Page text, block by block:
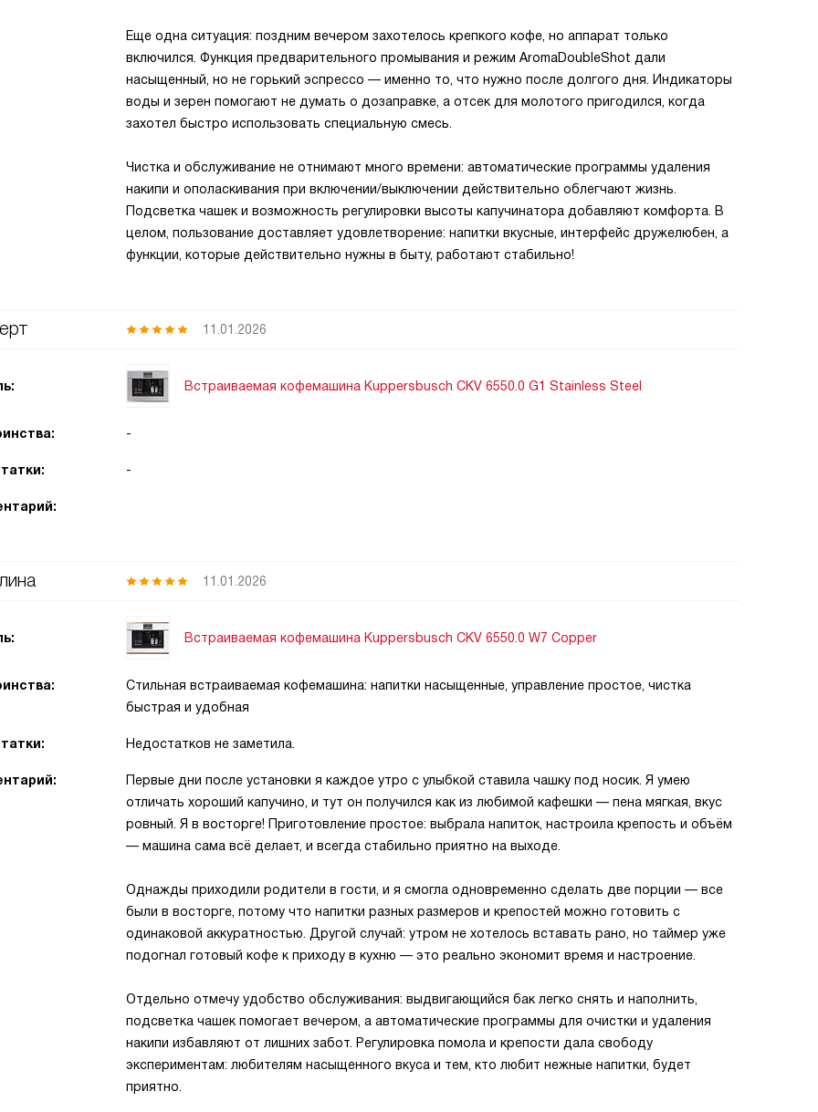
Еще одна ситуация: поздним вечером захотелось крепкого кофе, но аппарат только
включился. Функция предварительного промывания и режим AromaDoubleShot дали
насыщенный, но не горький эспрессо — именно то, что нужно после долгого дня. Индикаторы
воды и зерен помогают не думать о дозаправке, а отсек для молотого пригодился, когда
захотел быстро использовать специальную смесь.
Чистка и обслуживание не отнимают много времени: автоматические программы удаления
накипи и ополаскивания при включении/выключении действительно облегчают жизнь.
Подсветка чашек и возможность регулировки высоты капучинатора добавляют комфорта. В
целом, пользование доставляет удовлетворение: напитки вкусные, интерфейс дружелюбен, а
функции, которые действительно нужны в быту, работают стабильно!
11.01.2026
Встраиваемая кофемашина Kuppersbusch CKV 6550.0 G1 Stainless Steel
-
-
11.01.2026
Встраиваемая кофемашина Kuppersbusch CKV 6550.0 W7 Copper
Стильная встраиваемая кофемашина: напитки насыщенные, управление простое, чистка
быстрая и удобная
Недостатков не заметила.
Первые дни после установки я каждое утро с улыбкой ставила чашку под носик. Я умею
отличать хороший капучино, и тут он получился как из любимой кафешки — пена мягкая, вкус
ровный. Я в восторге! Приготовление простое: выбрала напиток, настроила крепость и объём
— машина сама всё делает, и всегда стабильно приятно на выходе.
Однажды приходили родители в гости, и я смогла одновременно сделать две порции — все
были в восторге, потому что напитки разных размеров и крепостей можно готовить с
одинаковой аккуратностью. Другой случай: утром не хотелось вставать рано, но таймер уже
подогнал готовый кофе к приходу в кухню — это реально экономит время и настроение.
Отдельно отмечу удобство обслуживания: выдвигающийся бак легко снять и наполнить,
подсветка чашек помогает вечером, а автоматические программы для очистки и удаления
накипи избавляют от лишних забот. Регулировка помола и крепости дала свободу
экспериментам: любителям насыщенного вкуса и тем, кто любит нежные напитки, будет
приятно.